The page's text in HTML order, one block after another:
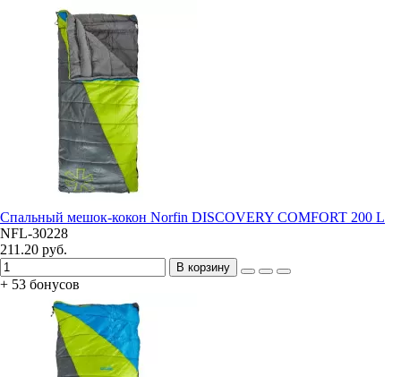
Спальный мешок-кокон Norfin DISCOVERY COMFORT 200 L
NFL-30228
211.20 руб.
В корзину
+ 53 бонусов